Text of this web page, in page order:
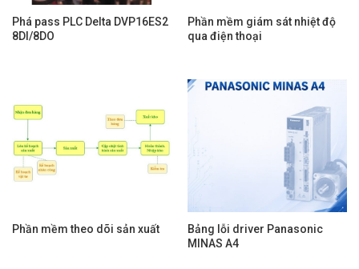
Phá pass PLC Delta DVP16ES2
8DI/8DO
Phần mềm giám sát nhiệt độ
qua điện thoại
Phần mềm theo dõi sản xuất
Bảng lỗi driver Panasonic
MINAS A4